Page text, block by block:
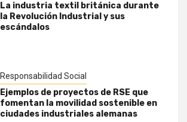
La industria textil británica durante
la Revolución Industrial y sus
escándalos
Responsabilidad Social
Ejemplos de proyectos de RSE que
fomentan la movilidad sostenible en
ciudades industriales alemanas